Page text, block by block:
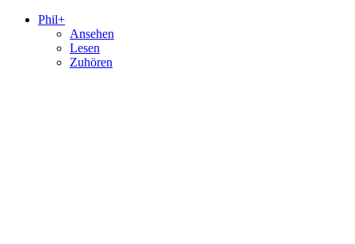
Phil+
Ansehen
Lesen
Zuhören